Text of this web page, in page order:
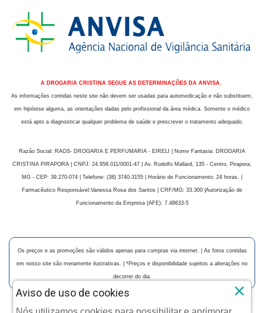
A DROGARIA CRISTINA SEGUE AS DETERMINAÇÕES DA ANVISA.
As informações contidas neste site não devem ser usadas para automedicação e não substituem,
em hipótese alguma, as orientações dadas pelo profissional da área médica. Somente o médico
está apto a diagnosticar qualquer problema de saúde e prescrever o tratamento adequado.
Razão Social: RAOS- DROGARIA E PERFUMARIA - EIRELI | Nome Fantasia: DROGARIA
CRISTINA PIRAPORA | CNPJ: 24.958.011/0001-47 | Av. Rodolfo Mallard, 135 - Centro, Pirapora,
MG - CEP: 39.270-074 | Telefone: (38) 3740-3155 | Horário de Funcionamento: 24 horas. |
Farmacêutico Responsável:Vanessa Rosa dos Santos | CRF/MG: 33.300 |Autorização de
Funcionamento da Empresa (AFE): 7.48633-5
Os preços e as promoções são válidos apenas para compras via internet. | As fotos contidas
em nosso site são meramente ilustrativas. | *Preços e disponibilidade sujeitos a alterações no
decorrer do dia.
Aviso de uso de cookies ×